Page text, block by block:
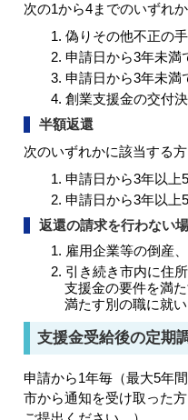
次の1から4までのいずれ
偽りその他不正の
申請日から3年未満
申請日から3年未満
創業支援金の交付
半額返還
次のいずれかに該当する方
申請日から3年以上
申請日から3年以上
返還の請求を行わない
雇用企業等の倒産
引き続き市内に住
支援金の要件を満
満たす別の職に就
支援金受給後の定期
申請から1年毎（最大5年
市から通知を受け取った